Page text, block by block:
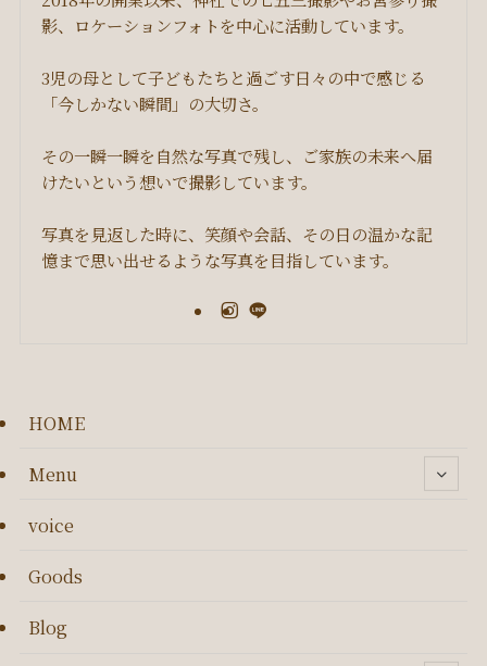
影、ロケーションフォトを中心に活動しています。
3児の母として子どもたちと過ごす日々の中で感じる
「今しかない瞬間」の大切さ。
その一瞬一瞬を自然な写真で残し、ご家族の未来へ届
けたいという想いで撮影しています。
写真を見返した時に、笑顔や会話、その日の温かな記
憶まで思い出せるような写真を目指しています。
HOME
Menu
voice
Goods
Blog